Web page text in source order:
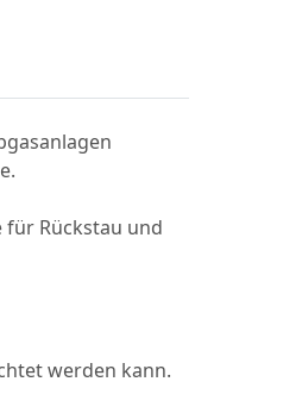
Rückstau und
werden kann.